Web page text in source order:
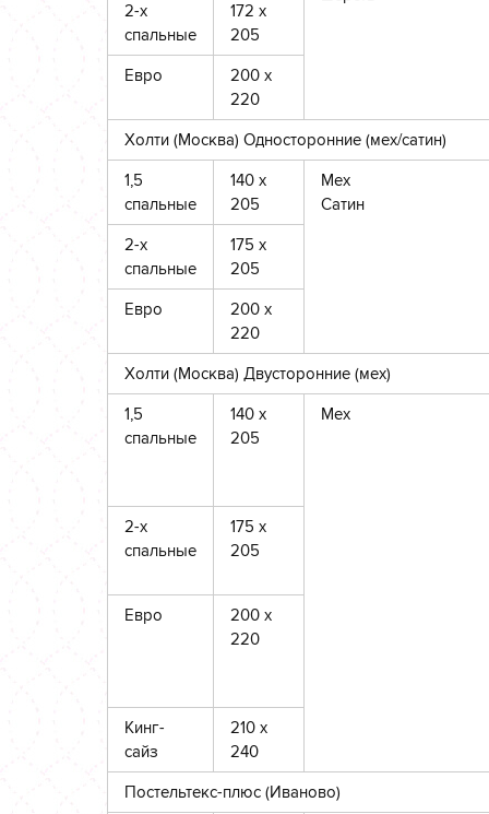
2-х
спальные
172 х
205
Евро
200 х
220
Холти (Москва) Односторонние (мех/сатин)
1,5
спальные
140 х
205
Мех
Сатин
2-х
спальные
175 х
205
Евро
200 х
220
Холти (Москва) Двусторонние (мех)
1,5
спальные
140 х
205
Мех
2-х
спальные
175 х
205
Евро
200 х
220
Кинг-
сайз
210 х
240
Постельтекс-плюс (Иваново)